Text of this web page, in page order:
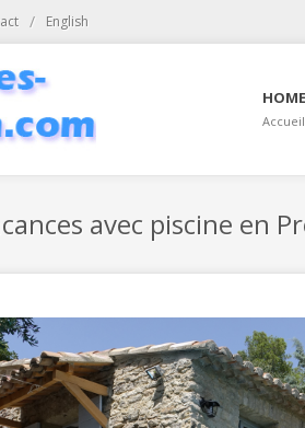
/ English
HOME
Accueil
avec piscine en